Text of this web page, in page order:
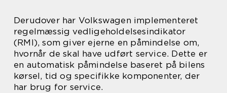
Derudover har Volkswagen implementeret
regelmæssig vedligeholdelsesindikator
(RMI), som giver ejerne en påmindelse om,
hvornår de skal have udført service. Dette er
en automatisk påmindelse baseret på bilens
kørsel, tid og specifikke komponenter, der
har brug for service.